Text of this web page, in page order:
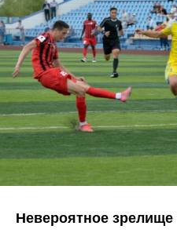
Невероятное зрелище